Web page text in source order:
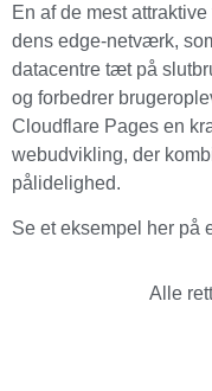
En af de mest
dens edge-netværk,
datacentre tæt på
og forbedrer
Cloudflare Pages en
webudvikling, der
pålidelighed.
Se et eksempel her på
Alle